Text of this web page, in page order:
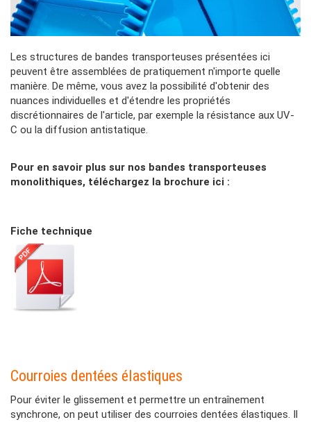
Les structures de bandes transporteuses présentées ici
peuvent être assemblées de pratiquement n'importe quelle
manière. De même, vous avez la possibilité d'obtenir des
nuances individuelles et d'étendre les propriétés
discrétionnaires de l'article, par exemple la résistance aux UV-
C ou la diffusion antistatique.
Pour en savoir plus sur nos bandes transporteuses
monolithiques, téléchargez la brochure ici :
techniques
Fiche technique
Courroies dentées élastiques
Pour éviter le glissement et permettre un entraînement
synchrone, on peut utiliser des courroies dentées élastiques. Il